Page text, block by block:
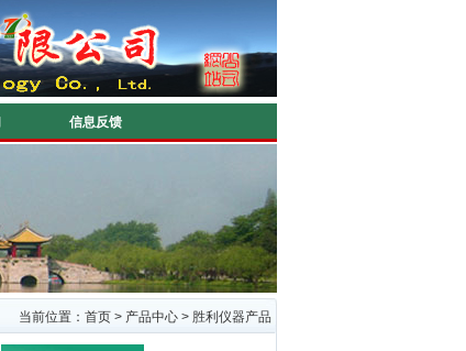
信息反馈
当前位置： 首页 > 产品中心 > 胜利仪器产品